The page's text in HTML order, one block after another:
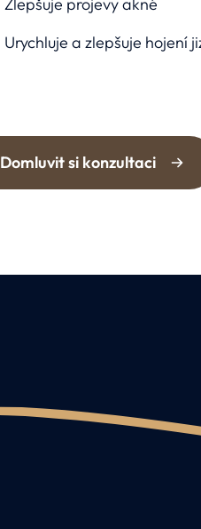
Urychluje a zlepšuje hojení
Domluvit si konzultaci